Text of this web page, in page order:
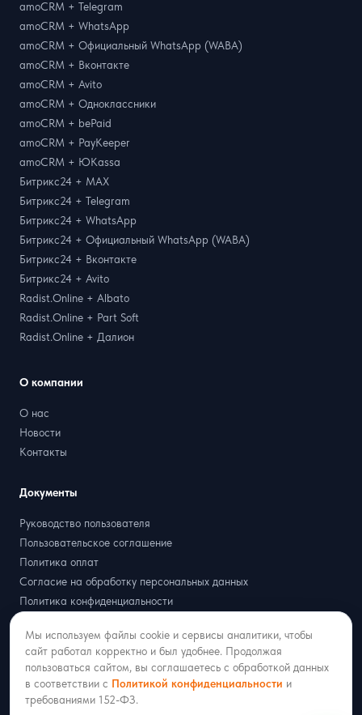
amoCRM + Telegram
amoCRM + WhatsApp
amoCRM + Официальный WhatsApp (WABA)
amoCRM + Вконтакте
amoCRM + Avito
amoCRM + Одноклассники
amoCRM + bePaid
amoCRM + PayKeeper
amoCRM + ЮKassa
Битрикс24 + MAX
Битрикс24 + Telegram
Битрикс24 + WhatsApp
Битрикс24 + Официальный WhatsApp (WABA)
Битрикс24 + Вконтакте
Битрикс24 + Avito
Radist.Online + Albato
Radist.Online + Part Soft
Radist.Online + Далион
О компании
О нас
Новости
Контакты
Документы
Руководство пользователя
Пользовательское соглашение
Политика оплат
Согласие на обработку персональных данных
Политика конфиденциальности
Партнёрская оферта
2018–2026 ООО «РАДИСТ ОНЛАЙН»
Мы используем файлы cookie и сервисы аналитики, чтобы
сайт работал корректно и был удобнее. Продолжая
пользоваться сайтом, вы соглашаетесь с обработкой данных
в соответствии с Политикой конфиденциальности и
требованиями 152-ФЗ.